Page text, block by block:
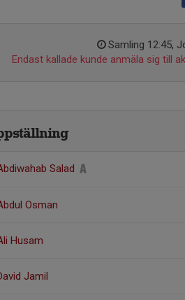
Samling 12:45,
Endast kallade kunde anmäla sig till
Salad
Osman
Husam
Jamil